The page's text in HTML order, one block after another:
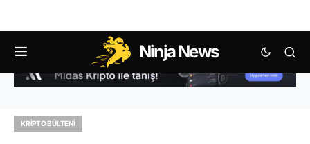
Ninja News
KRIPTO BÜLTENI